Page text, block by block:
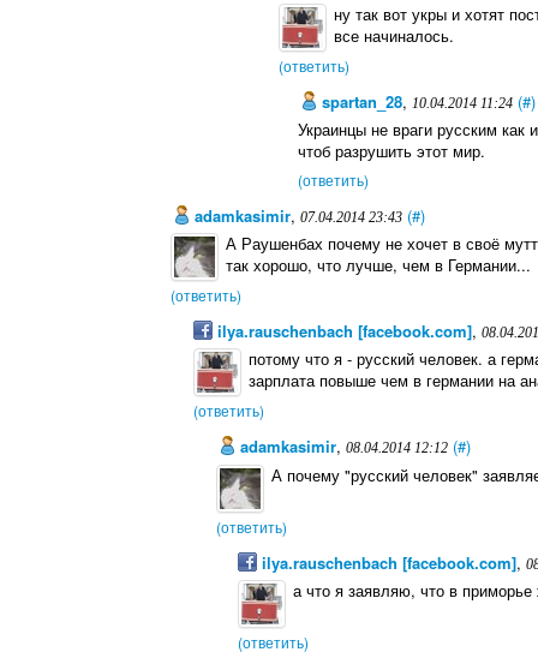
ну так вот укры и хотят
все начиналось.
(ответить)
spartan_28,10.04.2014 11:24 (#)
Украинцы не враги русским как
чтоб разрушить этот мир.
(ответить)
adamkasimir,07.04.2014 23:43 (#)
А Раушенбах почему не хочет в своё
так хорошо, что лучше, чем в Германии...
(ответить)
ilya.rauschenbach [facebook.com],
потому что я - русский человек. а
зарплата повыше чем в германии на
(ответить)
adamkasimir, 08.04.2014 12:12 (#)
А почему "русский человек"
(ответить)
ilya.rauschenbach [facebook.com],
а что я заявляю, что в
(ответить)